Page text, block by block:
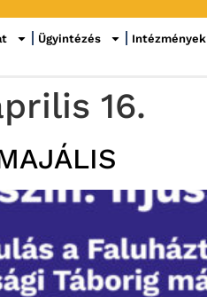
Ügyintézés Intézmények
16.